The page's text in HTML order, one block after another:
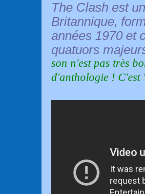
The Clash est
Britannique,
années 1970 et
quatuors
son n'est pas très
d'anthologie !